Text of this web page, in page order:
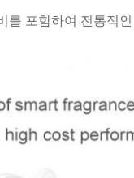
포함하여 전통적